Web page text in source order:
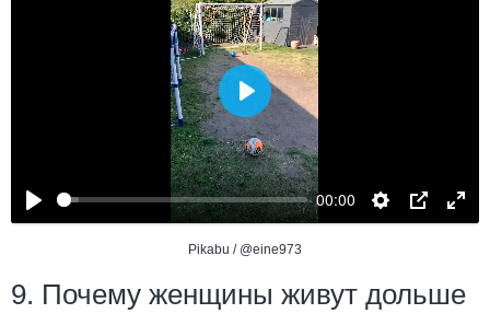
00:00
Воспроизвести
Pikabu / @eine973
9. Почему женщины живут дольше